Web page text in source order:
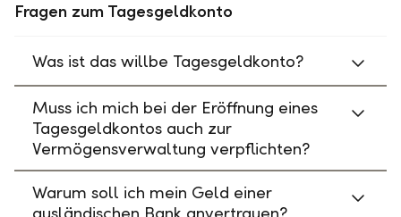
Fragen zum Tagesgeldkonto
Was ist das willbe Tagesgeldkonto?
Muss ich mich bei der Eröffnung eines
Tagesgeldkontos auch zur
Vermögensverwaltung verpflichten?
Warum soll ich mein Geld einer